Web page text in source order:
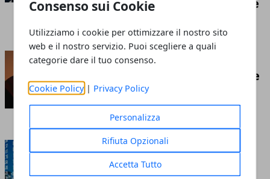
Consenso sui Cookie
Utilizziamo i cookie per ottimizzare il nostro sito
web e il nostro servizio. Puoi scegliere a quali
categorie dare il tuo consenso.
Cookie Policy | Privacy Policy
Personalizza
Rifiuta Opzionali
Accetta Tutto
competizione economica globale
Insufflaggio nell’edilizia: ecco
cos’è e tutto ciò che c’è da sapere
riguardo questa tecnica
Cosa sapere prima di investire
nella borsa online